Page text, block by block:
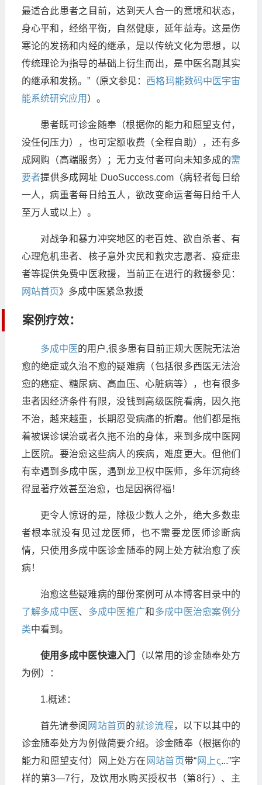
最适合此患者之目前，达到天人合一的意境和状态，
身心平和，经络平衡，自然健康，延年益寿。这是伤
寒论的发扬和内经的继承，是以传统文化为思想，以
传统理论为指导的基础上衍生而出，是中医名副其实
的继承和发扬。”（原文参见： 西格玛能数码中医宇宙
能系统研究应用 ）。
患者既可诊金随奉（根据你的能力和愿望支付，
没任何压力），也可定额收费（全程自助），还有多
成网购（高端服务）；无力支付者可向未知多成的需
要者提供多成网址 DuoSuccess.com（病轻者每日给
一人，病重者每日给五人，欲改变命运者每日给千人
至万人或以上）。
对战争和暴力冲突地区的老百姓、欲自杀者、有
心理危机患者、核子意外灾民和救灾志愿者、疫症患
者等提供免费中医救援，当前正在进行的救援参见：
网站首页》多成中医紧急救援
案例疗效：
多成中医的用户,很多患有目前正规大医院无法治
愈的绝症或久治不愈的疑难病（包括很多西医无法治
愈的癌症、糖尿病、高血压、心脏病等），也有很多
患者因经济条件有限，没钱到高级医院看病，因久拖
不治，越来越重，长期忍受病痛的折磨。他们都是拖
着被误诊误治或者久拖不治的身体，来到多成中医网
上医院。要治愈这些病人的疾病，难度更大。但他们
有幸遇到多成中医，遇到龙卫权中医师，多年沉疴终
得显著疗效甚至治愈，也是因祸得福！
更令人惊讶的是，除极少数人之外，绝大多数患
者根本就没有见过龙医师，也不需要龙医师诊断病
情，只使用多成中医诊金随奉的网上处方就治愈了疾
病！
治愈这些疑难病的部份案例可从本博客目录中的
了解多成中医、 多成中医推广和 多成中医治愈案例分
类中看到。
使用多成中医快速入门
（以常用的诊金随奉处方
为例）：
1.概述：
首先请参阅 网站首页的就诊流程，以下以其中的
诊金随奉处方为例做简要介绍。诊金随奉（根据你的
能力和愿望支付）网上处方在 网站首页带“ 网上ς...”字
样的第3—7行，及饮用水购买授权书（第8行）、主